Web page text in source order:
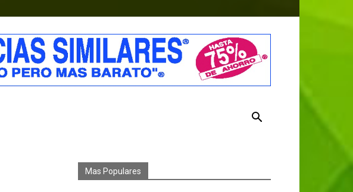
Mas Populares